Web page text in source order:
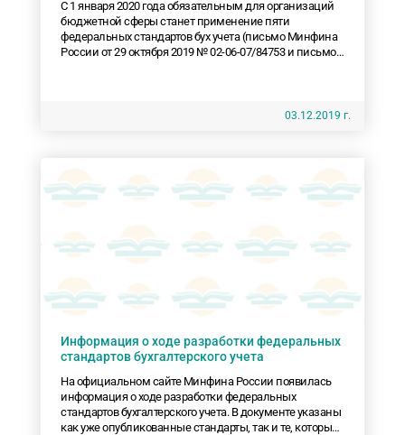
С 1 января 2020 года обязательным для организаций
бюджетной сферы станет применение пяти
федеральных стандартов бух учета (письмо Минфина
России от 29 октября 2019 № 02-06-07/84753 и письмо
03.12.2019 г.
Информация о ходе разработки федеральных
стандартов бухгалтерского учета
На официальном сайте Минфина России появилась
информация о ходе разработки федеральных
стандартов бухгалтерского учета. В документе указаны
как уже опубликованные стандарты, так и те, которые